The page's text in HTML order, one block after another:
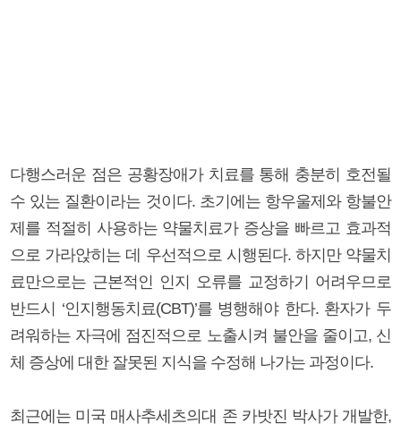
다행스러운 점은 공황장애가 치료를 통해 충분히 호전될
수 있는 질환이라는 것이다. 초기에는 항우울제와 항불안
제를 적절히 사용하는 약물치료가 증상을 빠르고 효과적
으로 가라앉히는 데 우선적으로 시행된다. 하지만 약물치
료만으로는 근본적인 인지 오류를 교정하기 어려우므로
반드시 ‘인지행동치료(CBT)’를 병행해야 한다. 환자가 두
려워하는 자극에 점진적으로 노출시켜 불안을 줄이고, 신
체 증상에 대한 잘못된 지식을 수정해 나가는 과정이다.
최근에는 미국 매사추세츠의대 존 카밧진 박사가 개발한,